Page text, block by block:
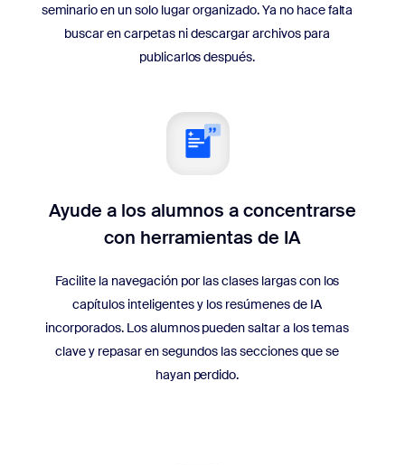
seminario en un solo lugar organizado. Ya no hace falta
buscar en carpetas ni descargar archivos para
publicarlos después.
Ayude a los alumnos a concentrarse
con herramientas de IA
Facilite la navegación por las clases largas con los
capítulos inteligentes y los resúmenes de IA
incorporados. Los alumnos pueden saltar a los temas
clave y repasar en segundos las secciones que se
hayan perdido.